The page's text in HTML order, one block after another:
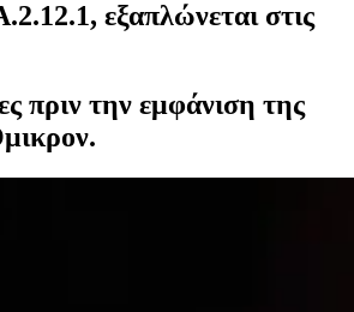
εξαπλώνεται στις
πριν την εμφάνιση της